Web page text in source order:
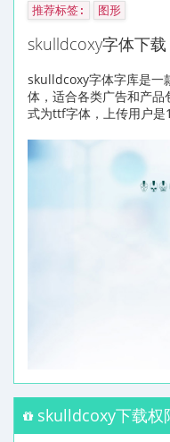
推荐标签: 图形
skulldcoxy字体下载
skulldcoxy字体字库是一
体，适合各类广告和产
式为ttf字体，上传用户
skulldcoxy下载权